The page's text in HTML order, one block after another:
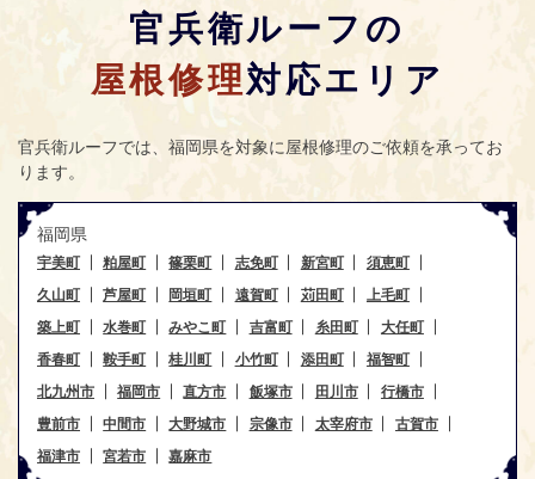
官兵衛ルーフの
屋根修理対応エリア
官兵衛ルーフでは、福岡県を対象に屋根修理のご依頼を承ってお
ります。
福岡県
宇美町 粕屋町 篠栗町 志免町 新宮町
須恵町
久山町
芦屋町 岡垣町 遠賀町 苅田町
上毛町
築上町
水巻町 みやこ町 吉富町 糸田町
大任町
香春町
鞍手町 桂川町 小竹町 添田町
福智町
北九州市
福岡市 直方市 飯塚市 田川市
行橋市
豊前市
中間市 大野城市 宗像市 太宰府市
古賀市
福津市
宮若市 嘉麻市